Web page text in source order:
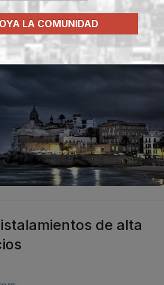
Eléctrico en La III
de alta
LA COMUNIDAD